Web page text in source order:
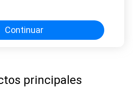
Continuar
principales